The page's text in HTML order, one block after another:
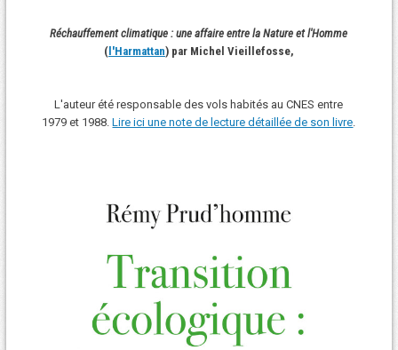
Réchauffement climatique : une affaire entre la Nature et l'Homme
(l'Harmattan) par Michel Vieillefosse,
L'auteur été responsable des vols habités au CNES entre
1979 et 1988.Lire ici une note de lecture détaillée de son livre.